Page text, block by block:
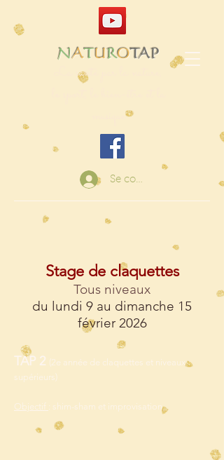
NATUROTAP
La santé par la nature,
Se connecter
Stage de claquettes
Tous niveaux
du lundi 9 au dimanche 15
février 2026
TAP 2 (2e année de claquettes et niveaux
supérieurs)
Objectif : shim-sham et improvisation